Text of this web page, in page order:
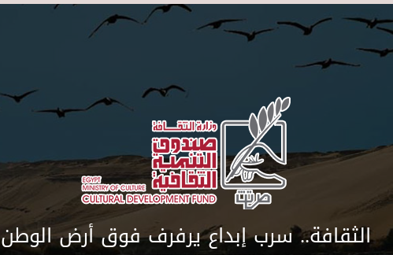
الثقافة.. سرب إبداع يرفرف فوق أرض الوطن